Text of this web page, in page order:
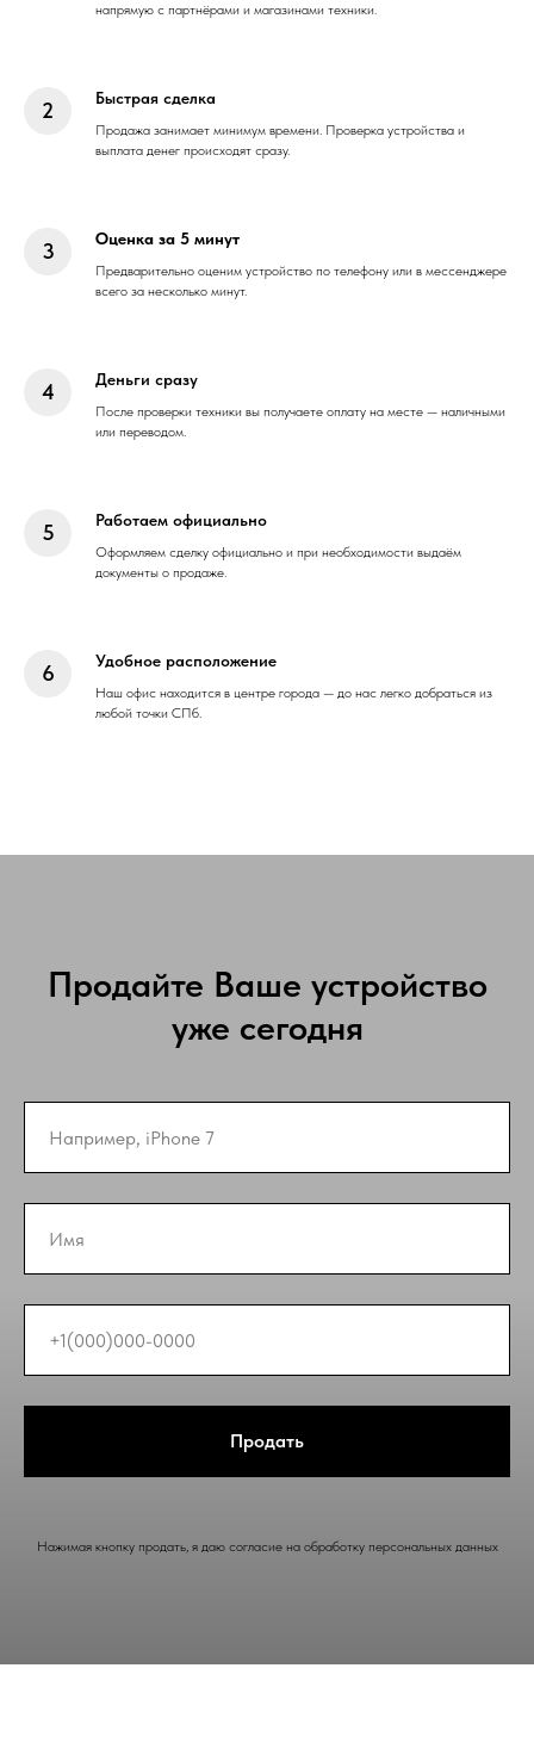
напрямую с партнёрами и магазинами техники.
Быстрая сделка
Продажа занимает минимум времени. Проверка устройства и
выплата денег происходят сразу.
Оценка за 5 минут
Предварительно оценим устройство по телефону или в мессенджере
всего за несколько минут.
Деньги сразу
После проверки техники вы получаете оплату на месте — наличными
или переводом.
Работаем официально
Оформляем сделку официально и при необходимости выдаём
документы о продаже.
Удобное расположение
Наш офис находится в центре города — до нас легко добраться из
любой точки СПб.
Продайте Ваше устройство
уже сегодня
Продать
Нажимая кнопку продать, я даю согласие на обработку персональных данных